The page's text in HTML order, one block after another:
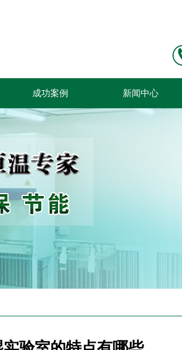
成功案例 新闻中心